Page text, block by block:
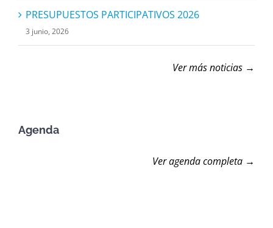
PRESUPUESTOS PARTICIPATIVOS 2026
3 junio, 2026
Ver más noticias →
Agenda
Ver agenda completa →